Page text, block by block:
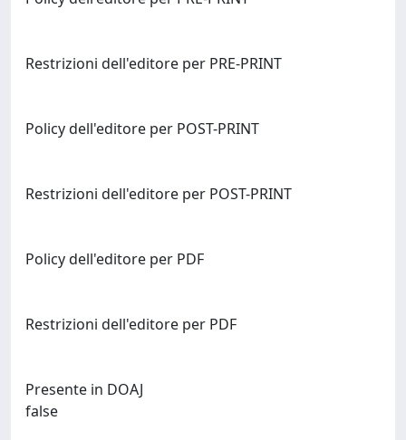
Restrizioni dell'editore per PRE-PRINT
Policy dell'editore per POST-PRINT
Restrizioni dell'editore per POST-PRINT
Policy dell'editore per PDF
Restrizioni dell'editore per PDF
Presente in DOAJ